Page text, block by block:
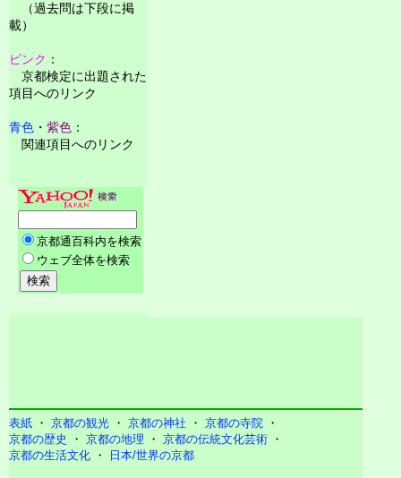
（過去問は下段に掲
載）
ピンク ：
京都検定に出題された
項目へのリンク
青色 ・ 紫色 ：
関連項目へのリンク
表紙 ・ 京都の観光 ・ 京都の神社 ・ 京都の寺院 ・
京都の歴史
・ 京都の地理 ・ 京都の伝統文化芸術 ・
京都の生活文化 ・ 日本/世界の京都